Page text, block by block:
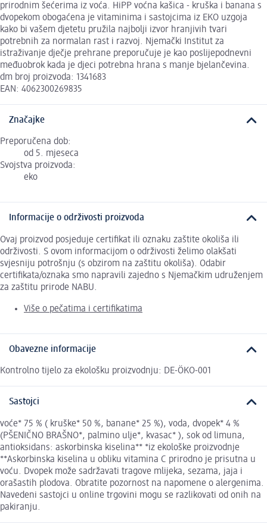
prirodnim šećerima iz voća. HiPP voćna kašica - kruška i banana s
dvopekom obogaćena je vitaminima i sastojcima iz EKO uzgoja
kako bi vašem djetetu pružila najbolji izvor hranjivih tvari
potrebnih za normalan rast i razvoj. Njemački Institut za
istraživanje dječje prehrane preporučuje je kao poslijepodnevni
međuobrok kada je djeci potrebna hrana s manje bjelančevina.
dm broj proizvoda: 1341683
EAN: 4062300269835
Značajke
Preporučena dob:
od 5. mjeseca
Svojstva proizvoda:
eko
Informacije o održivosti proizvoda
Ovaj proizvod posjeduje certifikat ili oznaku zaštite okoliša ili
održivosti. S ovom informacijom o održivosti želimo olakšati
svjesniju potrošnju (s obzirom na zaštitu okoliša). Odabir
certifikata/oznaka smo napravili zajedno s Njemačkim udruženjem
za zaštitu prirode NABU.
Više o pečatima i certifikatima
Obavezne informacije
Kontrolno tijelo za ekološku proizvodnju: DE-ÖKO-001
Sastojci
voće* 75 % ( kruške* 50 %, banane* 25 %), voda, dvopek* 4 %
(PŠENIČNO BRAŠNO*, palmino ulje*, kvasac* ), sok od limuna,
antioksidans: askorbinska kiselina** *iz ekološke proizvodnje
**Askorbinska kiselina u obliku vitamina C prirodno je prisutna u
voću. Dvopek može sadržavati tragove mlijeka, sezama, jaja i
orašastih plodova. Obratite pozornost na napomene o alergenima.
Navedeni sastojci u online trgovini mogu se razlikovati od onih na
pakiranju.